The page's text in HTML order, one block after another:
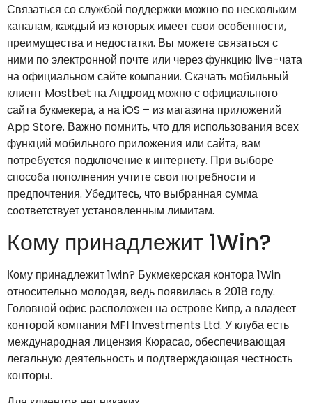
Связаться со службой поддержки можно по нескольким
каналам, каждый из которых имеет свои особенности,
преимущества и недостатки. Вы можете связаться с
ними по электронной почте или через функцию live-чата
на официальном сайте компании. Скачать мобильный
клиент Mostbet на Андроид можно с официального
сайта букмекера, а на iOS – из магазина приложений
App Store. Важно помнить, что для использования всех
функций мобильного приложения или сайта, вам
потребуется подключение к интернету. При выборе
способа пополнения учтите свои потребности и
предпочтения. Убедитесь, что выбранная сумма
соответствует установленным лимитам.
Кому принадлежит 1Win?
Кому принадлежит 1win? Букмекерская контора 1Win
относительно молодая, ведь появилась в 2018 году.
Головной офис расположен на острове Кипр, а владеет
конторой компания MFI Investments Ltd. У клуба есть
международная лицензия Кюрасао, обеспечивающая
легальную деятельность и подтверждающая честность
конторы.